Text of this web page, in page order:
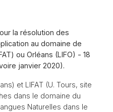
la résolution des
au domaine de
ou Orléans (LIFO) - 18
janvier 2020).
et LIFAT (U. Tours, site
dans le domaine du
Naturelles dans le